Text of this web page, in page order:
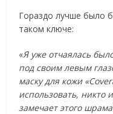
Гораздо лучше было
таком ключе:
«Я уже отчаялась
под своим левым
маску для кожи
использовать,
замечает этого